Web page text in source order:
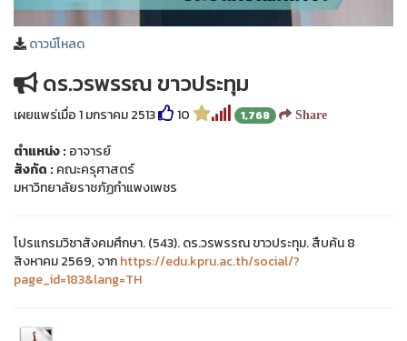
ดาวน์โหลด
ดร.วรพรรณ ขาวประทุม
เผยแพร่เมื่อ 1 มกราคม 2513 10 1,768 Share
ตำแหน่ง : อาจารย์
สังกัด : คณะครุศาสตร์
มหาวิทยาลัยราชภัฏกำแพงเพชร
โปรแกรมวิชาสังคมศึกษา. (543). ดร.วรพรรณ ขาวประทุม. สืบค้น 8
สิงหาคม 2569, จากhttps://edu.kpru.ac.th/social/?
page_id=183&lang=TH